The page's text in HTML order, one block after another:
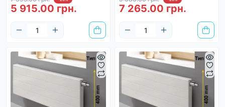
5 915.00 грн. 7 265.00 грн.